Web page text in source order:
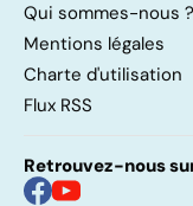
Qui sommes-nous ?
Mentions légales
Charte d'utilisation
Flux RSS
Retrouvez-nous